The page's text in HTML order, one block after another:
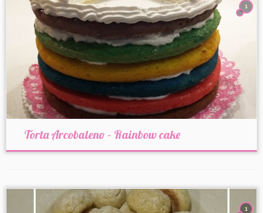
1
Torta Arcobaleno – Rainbow cake
1